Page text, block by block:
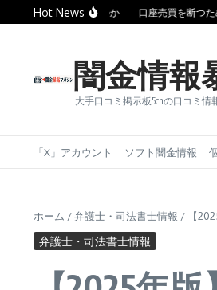
コンテンツへスキップ
Hot News
は消えないのか――口座売買を断つために銀行
闇金情報
大手口コミ掲示板5chの口コミ
「X」アカウント ソフト闇金情報
ホーム /弁護士・司法書士情報 / 【
弁護士・司法書士情報